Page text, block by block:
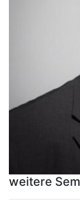
weitere